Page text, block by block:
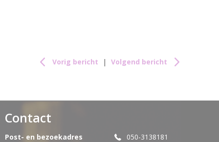
Vorig bericht | Volgend bericht
Contact
Post- en bezoekadres
050-3138181